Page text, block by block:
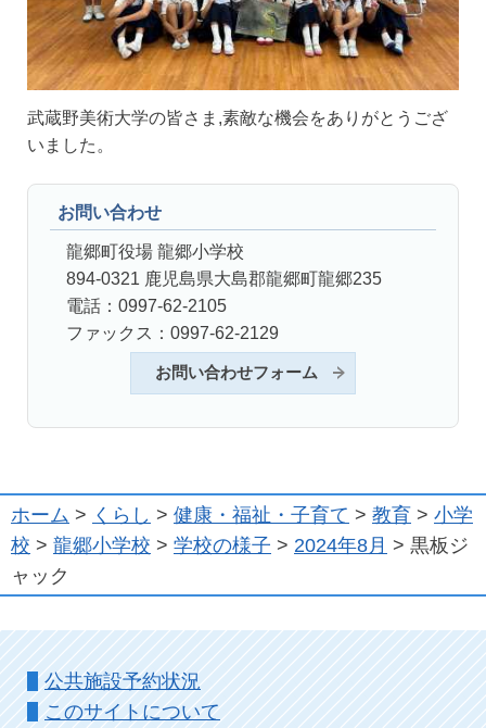
武蔵野美術大学の皆さま,素敵な機会をありがとうござ
いました。
お問い合わせ
龍郷町役場 龍郷小学校
894-0321 鹿児島県大島郡龍郷町龍郷235
電話：0997-62-2105
ファックス：0997-62-2129
お問い合わせフォーム
ホーム > くらし > 健康・福祉・子育て > 教育 > 小学
校 > 龍郷小学校 > 学校の様子 > 2024年8月 > 黒板ジ
ャック
公共施設予約状況
このサイトについて